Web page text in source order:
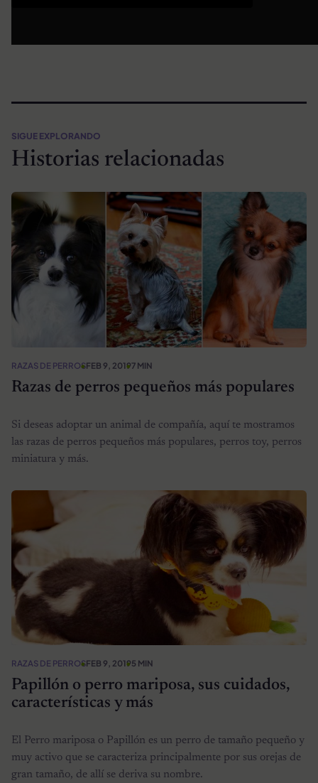
SIGUE EXPLORANDO
Historias relacionadas
RAZAS DE PERROSFEB 9, 20197 MIN
Razas de perros pequeños más populares
Si deseas adoptar un animal de compañía, aquí te mostramos
las razas de perros pequeños más populares, perros toy, perros
miniatura y más.
RAZAS DE PERROSFEB 9, 20195 MIN
Papillón o perro mariposa, sus cuidados,
características y más
El Perro mariposa o Papillón es un perro de tamaño pequeño y
muy activo que se caracteriza principalmente por sus orejas de
gran tamaño, de allí se deriva su nombre.